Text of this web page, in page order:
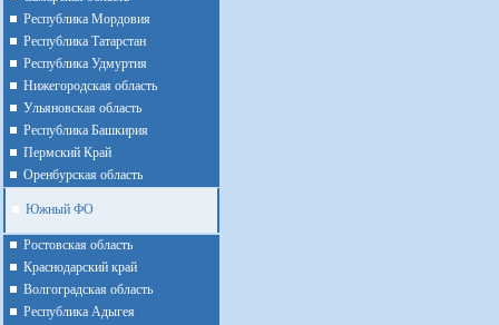
Республика Мордовия
Республика Татарстан
Республика Удмуртия
Нижегородская область
Ульяновская область
Республика Башкирия
Пермский Край
Оренбурская область
Южный ФО
Ростовская область
Краснодарский край
Волгоградская область
Республика Адыгея